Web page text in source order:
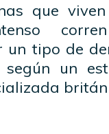
que
un tipo de
según un